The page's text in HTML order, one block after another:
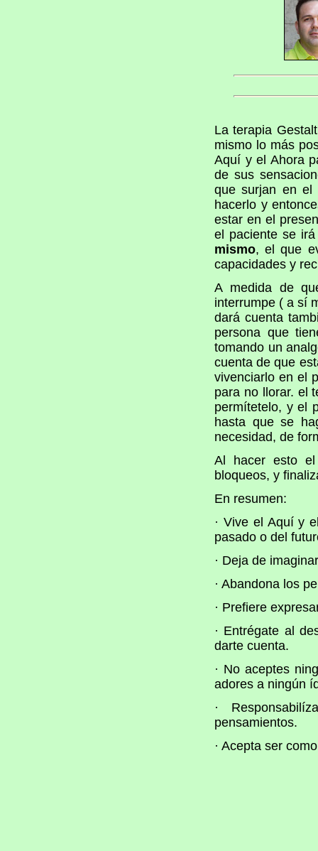
La terapia
mismo lo más
Aquí y el Ahora
de sus
que surjan en el
hacerlo y
estar en el
el paciente se
mismo, el que
capacidades y
A medida de
interrumpe ( a sí
dará cuenta
persona que
tomando un
cuenta de que
vivenciarlo en el
para no llorar. el
permítetelo, y el
hasta que se
necesidad, de
Al hacer esto el
bloqueos, y
En resumen:
· Vive el Aquí y
pasado o del
· Deja de
· Abandona los
· Prefiere
· Entrégate al
darte cuenta.
· No aceptes
adores a ningún
·
pensamientos.
· Acepta ser